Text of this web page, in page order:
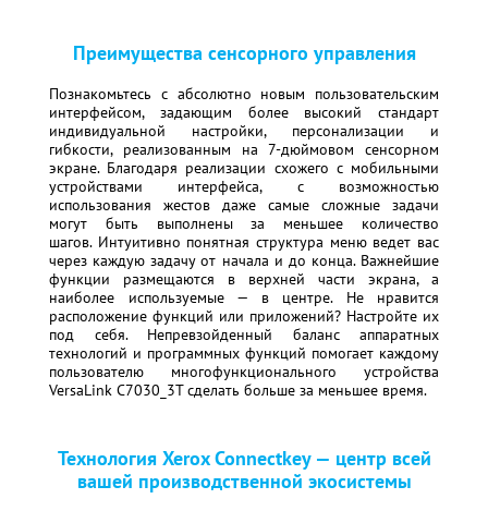
Преимущества сенсорного управления
Познакомьтесь с абсолютно новым пользовательским
интерфейсом, задающим более высокий стандарт
индивидуальной настройки, персонализации и
гибкости, реализованным на 7-дюймовом сенсорном
экране. Благодаря реализации схожего с мобильными
устройствами интерфейса, с возможностью
использования жестов даже самые сложные задачи
могут быть выполнены за меньшее количество
шагов. Интуитивно понятная структура меню ведет вас
через каждую задачу от начала и до конца. Важнейшие
функции размещаются в верхней части экрана, а
наиболее используемые — в центре. Не нравится
расположение функций или приложений? Настройте их
под себя. Непревзойденный баланс аппаратных
технологий и программных функций помогает каждому
пользователю многофункционального устройства
VersaLink C7030_3T сделать больше за меньшее время.
Технология Xerox Connectkey — центр всей
вашей производственной экосистемы